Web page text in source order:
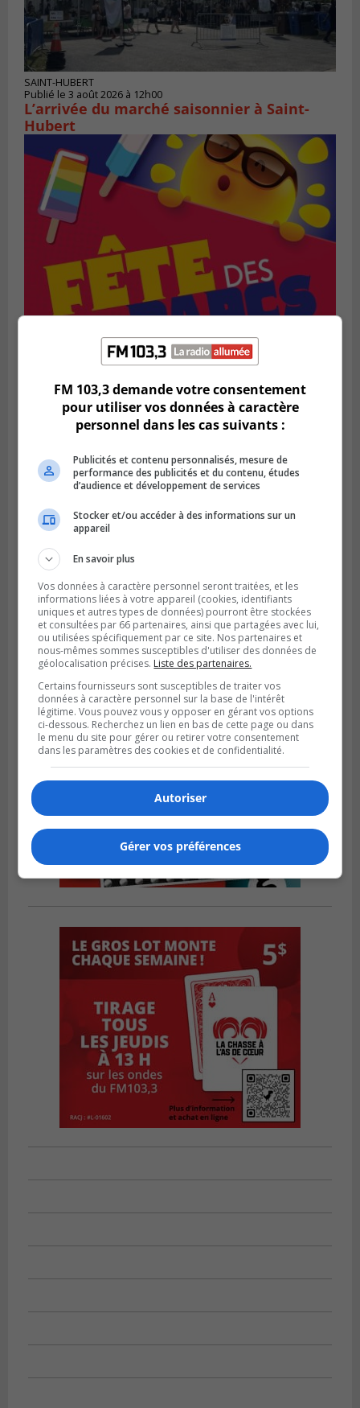
SAINT-HUBERT
Publié le 3 août 2026 à 12h00
L’arrivée du marché saisonnier à Saint-
Hubert
SAINT-BRUNO-DE-MONTARVILLE
Publié le 2 août 2026 à 08h06
La Fête des parcs est de retour à Saint-
Bruno
LA PRAIRIE
Publié le 1 août 2026 à 08h00
La Ville de la Prairie revitalise son
territoire
FM 103,3 demande votre consentement
pour utiliser vos données à caractère
personnel dans les cas suivants :
Publicités et contenu personnalisés, mesure de
performance des publicités et du contenu, études
d’audience et développement de services
Stocker et/ou accéder à des informations sur un
appareil
En savoir plus
Vos données à caractère personnel seront traitées, et les
informations liées à votre appareil (cookies, identifiants
uniques et autres types de données) pourront être stockées
et consultées par 66 partenaires, ainsi que partagées avec lui,
ou utilisées spécifiquement par ce site. Nos partenaires et
nous-mêmes sommes susceptibles d'utiliser des données de
géolocalisation précises. Liste des partenaires.
Certains fournisseurs sont susceptibles de traiter vos
données à caractère personnel sur la base de l'intérêt
légitime. Vous pouvez vous y opposer en gérant vos options
ci-dessous. Recherchez un lien en bas de cette page ou dans
le menu du site pour gérer ou retirer votre consentement
dans les paramètres des cookies et de confidentialité.
Autoriser
Gérer vos préférences